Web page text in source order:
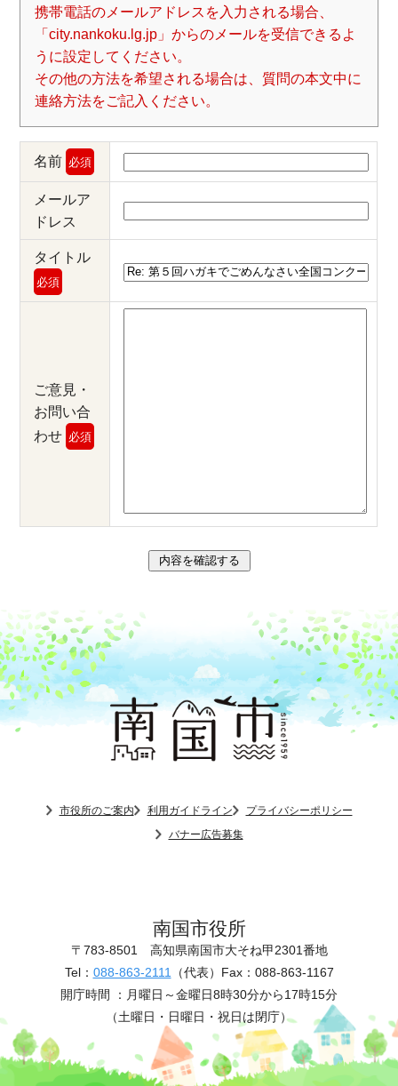
携帯電話のメールアドレスを入力される場合、
「city.nankoku.lg.jp」からのメールを受信できるよ
うに設定してください。
その他の方法を希望される場合は、質問の本文中に
連絡方法をご記入ください。
名前 必須
メールア
ドレス
タイトル
必須
ご意見・
お問い合
わせ 必須
市役所のご案内 利用ガイドライン
プライバシーポリシー
バナー広告募集
南国市役所
〒783-8501 高知県南国市大そね甲2301番地
Tel： 088-863-2111 （代表） Fax：088-863-1167
開庁時間 ： 月曜日～金曜日8時30分から17時15分
（土曜日・日曜日・祝日は閉庁）